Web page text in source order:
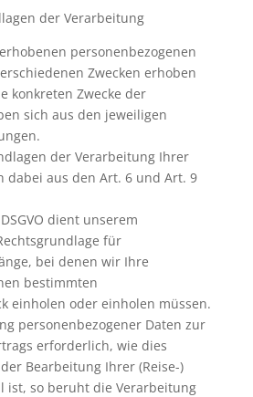
der Verarbeitung
personenbezogenen
Zwecken erhoben
konkreten Zwecke der
sich aus den jeweiligen
der Verarbeitung Ihrer
dabei aus den Art. 6 und Art. 9
dient unserem
für
bei denen wir Ihre
bestimmten
einholen oder einholen müssen.
personenbezogener Daten zur
erforderlich, wie dies
Bearbeitung Ihrer (Reise-)
ist, so beruht die Verarbeitung